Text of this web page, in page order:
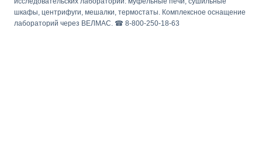
шкафы, центрифуги, мешалки, термостаты. Комплексное оснащение
лабораторий через ВЕЛМАС. ☎ 8-800-250-18-63